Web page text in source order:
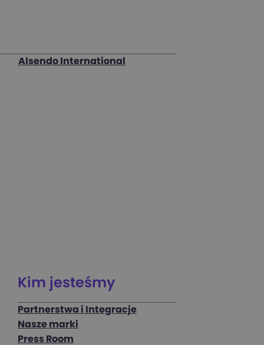
Alsendo International
Kim jesteśmy
Partnerstwa i Integracje
Nasze marki
Press Room